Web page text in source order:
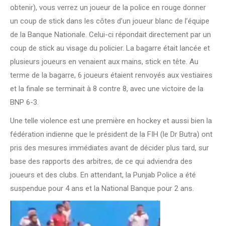
obtenir), vous verrez un joueur de la police en rouge donner
un coup de stick dans les côtes d’un joueur blanc de l’équipe
de la Banque Nationale. Celui-ci répondait directement par un
coup de stick au visage du policier. La bagarre était lancée et
plusieurs joueurs en venaient aux mains, stick en tête. Au
terme de la bagarre, 6 joueurs étaient renvoyés aux vestiaires
et la finale se terminait à 8 contre 8, avec une victoire de la
BNP 6-3.
Une telle violence est une première en hockey et aussi bien la
fédération indienne que le président de la FIH (le Dr Butra) ont
pris des mesures immédiates avant de décider plus tard, sur
base des rapports des arbitres, de ce qui adviendra des
joueurs et des clubs. En attendant, la Punjab Police a été
suspendue pour 4 ans et la National Banque pour 2 ans.